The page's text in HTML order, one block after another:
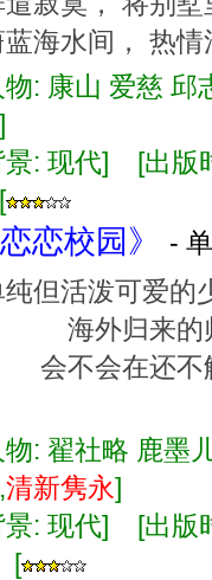
蓝海水间， 热
物: 康山 爱慈
]
景: 现代] [出
恋校园》
-
活泼可爱的
海外归来的
不会在还不
物: 翟社略 鹿
清新隽永]
景: 现代] [出
[